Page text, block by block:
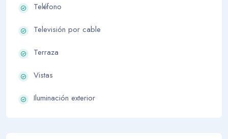
Teléfono
Televisión por cable
Terraza
Vistas
Iluminación exterior